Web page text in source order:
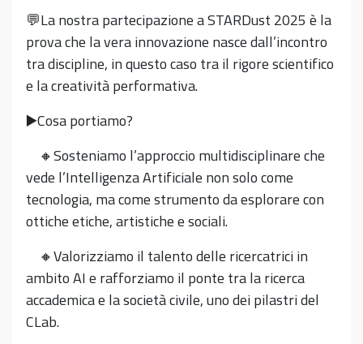
💬La nostra partecipazione a STARDust 2025 è la
prova che la vera innovazione nasce dall’incontro
tra discipline, in questo caso tra il rigore scientifico
e la creatività performativa.
▶️Cosa portiamo?
🔸Sosteniamo l’approccio multidisciplinare che
vede l’Intelligenza Artificiale non solo come
tecnologia, ma come strumento da esplorare con
ottiche etiche, artistiche e sociali.
🔸Valorizziamo il talento delle ricercatrici in
ambito AI e rafforziamo il ponte tra la ricerca
accademica e la società civile, uno dei pilastri del
CLab.